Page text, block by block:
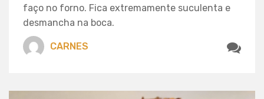
faço no forno. Fica extremamente suculenta e
desmancha na boca.
CARNES